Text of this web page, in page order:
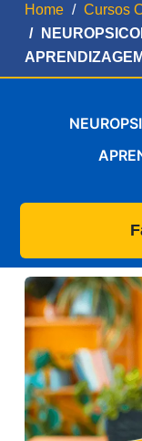
Home
Cursos